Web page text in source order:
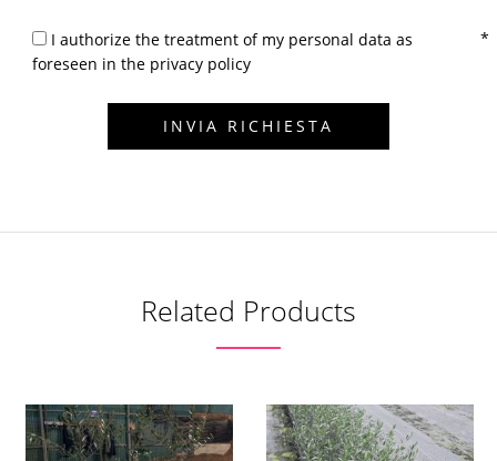
I authorize the treatment of my personal data as
foreseen in the privacy policy
Related Products